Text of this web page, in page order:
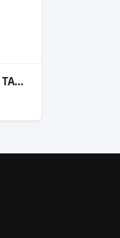
SKYWELL ET5 REFLEKTÖR TAMPON 21-24 ARKA SAĞ SOL (ÜST) ORJİNAL